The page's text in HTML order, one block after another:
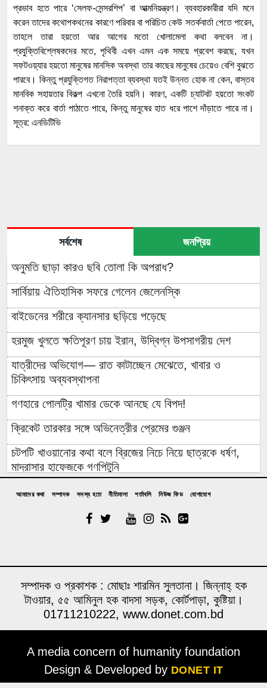
প্রভাব হতে পারে ‘সেলফ-সেন্সরশিপ’ বা আত্মনিয়ন্ত্রণ। ব্যবহারকারীরা যদি মনে
করেন তাদের কথোপকথনের কারণে পরিবার বা পরিচিত কেউ সতর্কবার্তা পেতে পারেন,
তাহলে তারা হয়তো আর আগের মতো খোলামেলা কথা বলবেন না।
প্রযুক্তিবিশ্লেষকদের মতে, পৃথিবী এখন এমন এক সময়ে প্রবেশ করছে, যখন
সফটওয়্যার হয়তো মানুষের মানসিক অবস্থা তার কাছের মানুষের চেয়েও বেশি বুঝতে
পারবে। কিন্তু প্রযুক্তিগত নিরাপত্তা ব্যবস্থা যতই উন্নত হোক না কেন, বাস্তব
মানবিক সহায়তার বিকল্প এখনো তৈরি হয়নি। কারণ, একটি চ্যাটবট হয়তো সংকট
শনাক্ত করে বার্তা পাঠাতে পারে, কিন্তু মানুষের হাত ধরে পাশে দাঁড়াতে পারে না।
সূত্র: এনডিটিভি
সর্বশেষ জনপ্রিয়
অনুমতি ছাড়া কারও ছবি তোলা কি অপরাধ?
সার্বিয়ায় ঐতিহাসিক সফরে গেলেন জেলেনস্কি
বাইডেনের শরীরে ক্যানসার ছড়িয়ে পড়েছে
হরমুজ খুলতে ক্ষতিপূরণ চায় ইরান, উদ্বিগ্ন উপসাগরীয় দেশ
যাত্রীদের অভিযোগ— রাত কাটাচ্ছেন মেঝেতে, খাবার ও
চিকিৎসায় অব্যবস্থাপনা
গণহারে পোলট্রি খামার ডেকে আনছে যে বিপদ!
ক্রিকেট তারকার সঙ্গে অভিনেত্রীর প্রেমের গুঞ্জন
চটপটি খাওয়ানোর কথা বলে ব্রিজের নিচে নিয়ে ছাত্রকে ধর্ষণ,
মাদ্রাসার হাফেজকে গণপিটুনি
যুবলীগ নেতার বাড়িতে হামলা-লুটপাটে গিয়ে জনতার প্রতিরোধে
আন্তর্জাতিক আদিবাসী দিবস ২০২৬: বৈচিত্র্যের সম্মান ও
সমঅধিকারের বাংলাদেশ চাই
দল ক্ষমতা হারালে সবার আগে পিছটান দেন তারকা রাজনীতিবিদ’রা,
দু’দিনের রাজনীতিবিদ সাকিব কেন ব্যাতিক্রম?
রাজনৈতিক অবস্থানের কারণে সাকিবের দেশে ফেরার আর সুযোগ
শেখ হাসিনার সংবাদ সম্মেলনের প্রতিক্রিয়ায় নওফেলের বাড়িতে
আমাদের কথা সম্পাদক সদস্য হতে নীতিমালা শর্তাবলি নিউজ ফিড যোগাযোগ
সম্পাদক ও প্রকাশক : মোছাঃ শারমিন সুলতানা। জিন্নাহ্ হক
টাওয়ার, ৫৫ আমিনুল হক বাদসা সড়ক, কোর্টপাড়া, কুষ্টিয়া।
01711210222, www.donet.com.bd
A media concern of humanity foundation
Design & Developed by DONET IT